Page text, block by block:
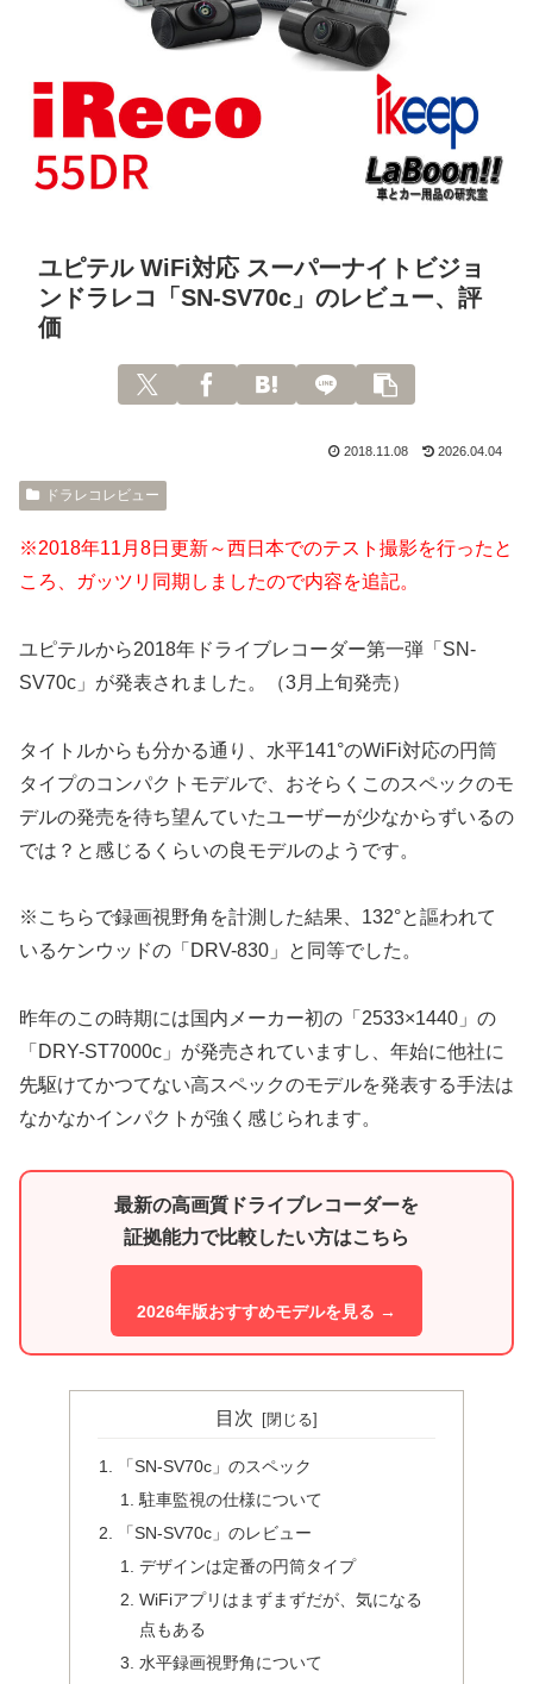
ユピテル WiFi対応 スーパーナイトビジョ
ンドラレコ「SN-SV70c」のレビュー、評
価
2018.11.08 2026.04.04
ドラレコレビュー
※2018年11月8日更新～西日本でのテスト撮影を行ったと
ころ、ガッツリ同期しましたので内容を追記。
ユピテルから2018年ドライブレコーダー第一弾「SN-
SV70c」が発表されました。（3月上旬発売）
タイトルからも分かる通り、水平141°のWiFi対応の円筒
タイプのコンパクトモデルで、おそらくこのスペックのモ
デルの発売を待ち望んていたユーザーが少なからずいるの
では？と感じるくらいの良モデルのようです。
※こちらで録画視野角を計測した結果、132°と謳われて
いるケンウッドの「DRV-830」と同等でした。
昨年のこの時期には国内メーカー初の「2533×1440」の
「DRY-ST7000c」が発売されていますし、年始に他社に
先駆けてかつてない高スペックのモデルを発表する手法は
なかなかインパクトが強く感じられます。
最新の高画質ドライブレコーダーを
証拠能力で比較したい方はこちら
2026年版おすすめモデルを見る →
目次
「SN-SV70c」のスペック
駐車監視の仕様について
「SN-SV70c」のレビュー
デザインは定番の円筒タイプ
WiFiアプリはまずまずだが、気になる
点もある
水平録画視野角について